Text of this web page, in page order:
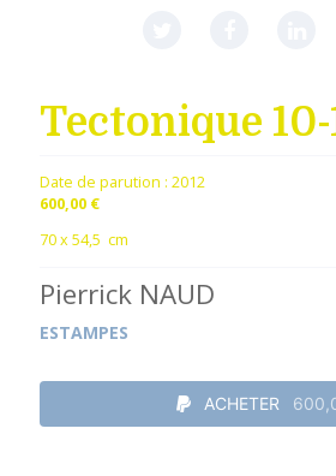
Tectonique 10-
Date de parution : 2012
600,00 €
70 x 54,5 cm
Pierrick NAUD
ESTAMPES
ACHETER